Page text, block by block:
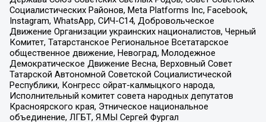
Социалистических Районов, Meta Platforms Inc, Facebook,
Instagram, WhatsApp, СИЧ-С14, Добровольческое
Движение Организации украинских националистов, Черный
Комитет, Татарстанское Региональное Всетатарское
общественное движение, Невоград, Молодежное
Демократическое Движение Весна, Верховный Совет
Татарской Автономной Советской Социалистической
Республики, Конгресс ойрат-калмыцкого народа,
Исполнительный комитет совета народных депутатов
Красноярского края, Этническое национальное
объединение, ЛГБТ, Я.МЫ Сергей Фургал